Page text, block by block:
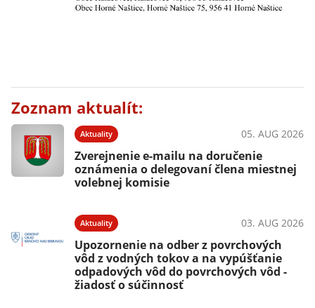
Zoznam aktualít:
Aktuality 05. AUG 2026
Zverejnenie e-mailu na doručenie
oznámenia o delegovaní člena miestnej
volebnej komisie
Aktuality 03. AUG 2026
Upozornenie na odber z povrchových
vôd z vodných tokov a na vypúšťanie
odpadových vôd do povrchových vôd -
žiadosť o súčinnosť